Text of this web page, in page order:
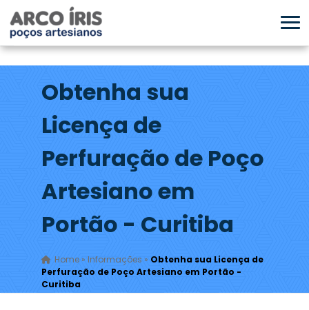
Obtenha sua
Licença de
Perfuração de Poço
Artesiano em
Portão - Curitiba
Home» Informações » Obtenha sua Licença de
Perfuração de Poço Artesiano em Portão -
Curitiba